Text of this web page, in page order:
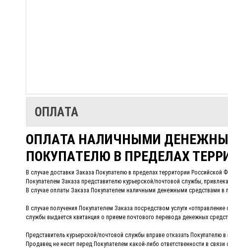
ОПЛАТА
ОПЛАТА НАЛИЧНЫМИ
ПОКУПАТЕЛЮ В ПРЕДЕЛАХ
В случае доставки Заказа Покупателю в пределах территории
Покупателем Заказа представителю курьерской/почтовой службы,
В случае оплаты Заказа Покупателем наличными денежными средствами в
В случае получения Покупателем Заказа посредством услуги
службы выдается квитанция о приеме почтового перевода денежных
Представитель курьерской/почтовой службы вправе отказать Покупателю
Продавец не несет перед Покупателем какой-либо ответственности в